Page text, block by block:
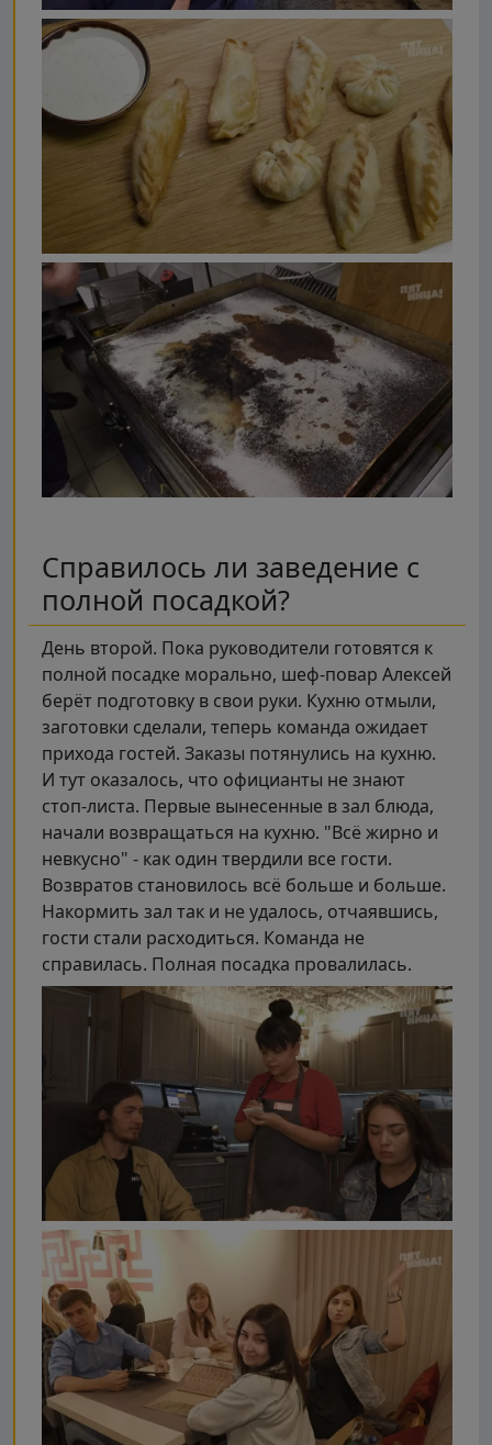
Справилось ли заведение с
полной посадкой?
День второй. Пока руководители готовятся к
полной посадке морально, шеф-повар Алексей
берёт подготовку в свои руки. Кухню отмыли,
заготовки сделали, теперь команда ожидает
прихода гостей. Заказы потянулись на кухню.
И тут оказалось, что официанты не знают
стоп-листа. Первые вынесенные в зал блюда,
начали возвращаться на кухню. "Всё жирно и
невкусно" - как один твердили все гости.
Возвратов становилось всё больше и больше.
Накормить зал так и не удалось, отчаявшись,
гости стали расходиться. Команда не
справилась. Полная посадка провалилась.